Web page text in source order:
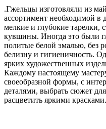
.Гжельцы изготовляли из
ассортимент необходимой
мелкие и глубокие тарелки,
кувшины. Иногда это были
политые белой эмалью, без
белизну и гигиеничность.
ярких художественных
Каждому настоящему
своеобразной формы, с
деталями, выбрать сюжет
расцветить яркими красками.